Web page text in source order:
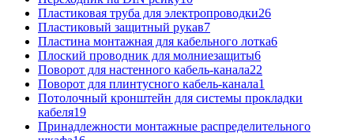
Пластиковая труба для электропроводки26
Пластиковый защитный рукав7
Пластина монтажная для кабельного лотка6
Плоский проводник для молниезащиты6
Поворот для настенного кабель-канала22
Поворот для плинтусного кабель-канала1
Потолочный кронштейн для системы прокладки
кабеля19
Принадлежности монтажные распределительного